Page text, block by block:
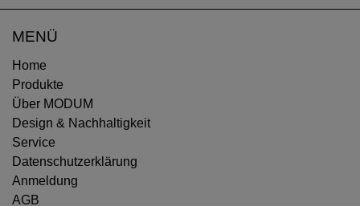
MENÜ
Home
Produkte
Über MODUM
Design & Nachhaltigkeit
Service
Datenschutzerklärung
Anmeldung
AGB